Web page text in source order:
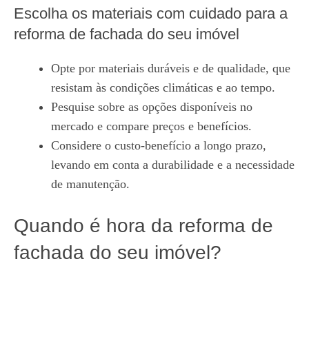
Escolha os materiais com cuidado para a
reforma de fachada do seu imóvel
Opte por materiais duráveis e de qualidade, que
resistam às condições climáticas e ao tempo.
Pesquise sobre as opções disponíveis no
mercado e compare preços e benefícios.
Considere o custo-benefício a longo prazo,
levando em conta a durabilidade e a necessidade
de manutenção.
Quando é hora da reforma de
fachada do seu imóvel?